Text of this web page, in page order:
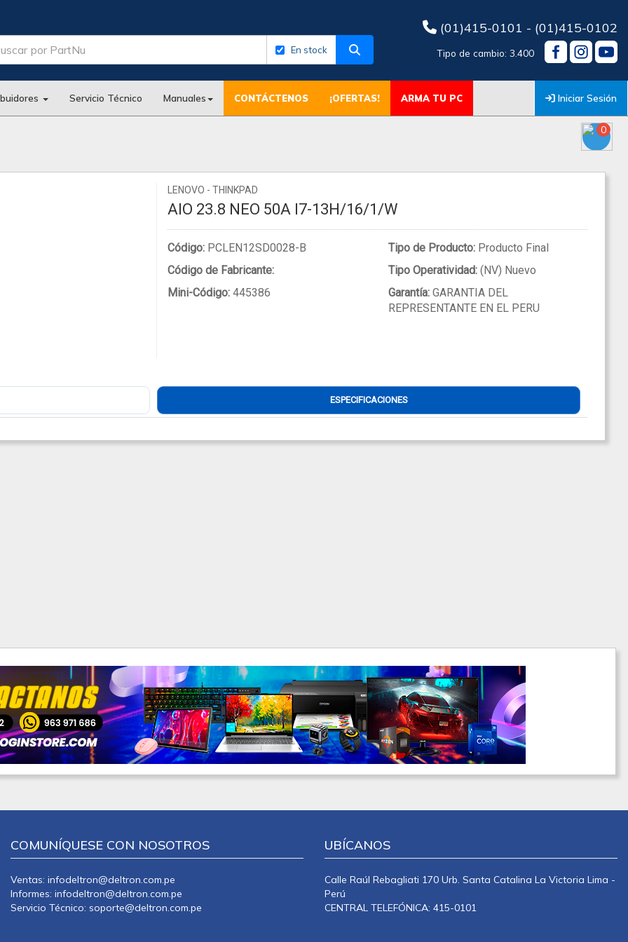
En stock
(01)415-0101 - (01)415-0102
Tipo de cambio: 3.400
Servicio Técnico Manuales CONTÁCTENOS ¡OFERTAS! ARMA TU PC Iniciar Sesión
0
LENOVO - THINKPAD
AIO 23.8 NEO 50A I7-13H/16/1/W
Código: PCLEN12SD0028-B
Código de Fabricante:
Mini-Código: 445386
Tipo de Producto:Producto Final
Tipo Operatividad:(NV) Nuevo
Garantía:GARANTIA DEL
REPRESENTANTE EN EL PERU
ESPECIFICACIONES
COMUNÍQUESE CON NOSOTROS
Ventas: infodeltron@deltron.com.pe
Informes: infodeltron@deltron.com.pe
Servicio Técnico: soporte@deltron.com.pe
UBÍCANOS
Calle Raúl Rebagliati 170 Urb. Santa Catalina La Victoria Lima -
Perú
CENTRAL TELEFÓNICA: 415-0101